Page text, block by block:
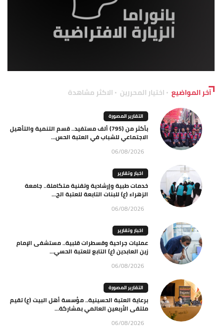
آخر المواضيع اختيار المحررين الاكثر مشاهدة
التقارير المصورة
بأكثر من (795) ألف مستفيد.. قسم التنمية والتأهيل
الاجتماعي للشباب في العتبة الحس...
06/08/2026
اخبار وتقارير
خدمات طبية وإرشادية وتقنية متكاملة.. جامعة
الزهراء (ع) للبنات التابعة للعتبة الح...
06/08/2026
اخبار وتقارير
عمليات جراحية وقسطرات قلبية.. مستشفى الإمام
زين العابدين (ع) التابع للعتبة الحسي...
06/08/2026
التقارير المصورة
برعاية العتبة الحسينية.. مؤسسة أهل البيت (ع) تقيم
ملتقى الأربعين العالمي بمشاركة...
06/08/2026